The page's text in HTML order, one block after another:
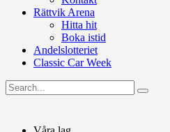
Rättvik Arena
Hitta hit
Boka istid
Andelslotteriet
Classic Car Week